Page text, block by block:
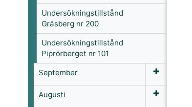
Undersökningstillstånd
Gräsberg nr 200
Undersökningstillstånd
Piprörberget nr 101
September
Augusti